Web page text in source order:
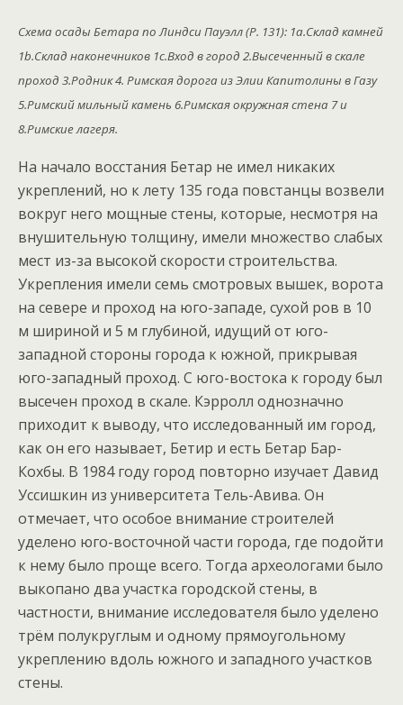
Схема осады Бетара по Линдси Пауэлл (P. 131): 1a.Склад камней
1b.Склад наконечников 1c.Вход в город 2.Высеченный в скале
проход 3.Родник 4. Римская дорога из Элии Капитолины в Газу
5.Римский мильный камень 6.Римская окружная стена 7 и
8.Римские лагеря.
На начало восстания Бетар не имел никаких
укреплений, но к лету 135 года повстанцы возвели
вокруг него мощные стены, которые, несмотря на
внушительную толщину, имели множество слабых
мест из-за высокой скорости строительства.
Укрепления имели семь смотровых вышек, ворота
на севере и проход на юго-западе, сухой ров в 10
м шириной и 5 м глубиной, идущий от юго-
западной стороны города к южной, прикрывая
юго-западный проход. С юго-востока к городу был
высечен проход в скале. Кэрролл однозначно
приходит к выводу, что исследованный им город,
как он его называет, Бетир и есть Бетар Бар-
Кохбы. В 1984 году город повторно изучает Давид
Уссишкин из университета Тель-Авива. Он
отмечает, что особое внимание строителей
уделено юго-восточной части города, где подойти
к нему было проще всего. Тогда археологами было
выкопано два участка городской стены, в
частности, внимание исследователя было уделено
трём полукруглым и одному прямоугольному
укреплению вдоль южного и западного участков
стены.